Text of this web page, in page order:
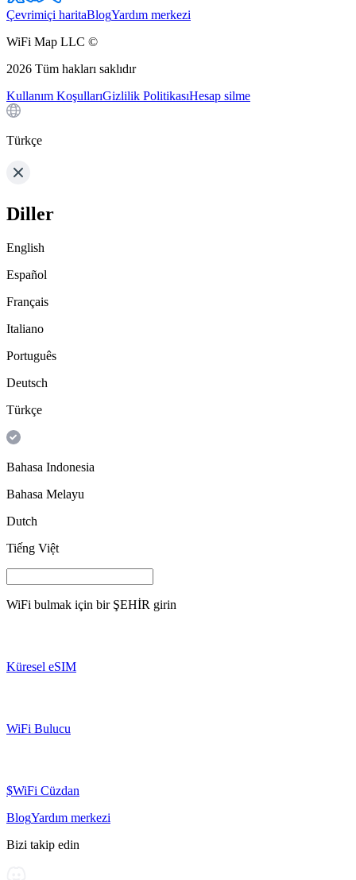
Çevrimiçi haritaBlogYardım merkezi
WiFi Map LLC ©
2026 Tüm hakları saklıdır
Kullanım KoşullarıGizlilik PolitikasıHesap silme
Türkçe
Diller
English
Español
Français
Italiano
Português
Deutsch
Türkçe
Bahasa Indonesia
Bahasa Melayu
Dutch
Tiếng Việt
WiFi bulmak için bir ŞEHİR girin
Küresel eSIM
WiFi Bulucu
$WiFi Cüzdan
BlogYardım merkezi
Bizi takip edin